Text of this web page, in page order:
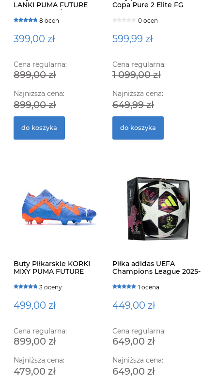
LANKI PUMA FUTURE
ULTIMATE FG/AG 107165 01
8 ocen
399,00 zł
Cena regularna:
899,00 zł
Najniższa cena:
899,00 zł
do koszyka
Copa Pure 2 Elite FG
0 ocen
599,99 zł
Cena regularna:
1 099,00 zł
Najniższa cena:
649,99 zł
do koszyka
Buty Piłkarskie KORKI
MIXY PUMA FUTURE
3 oceny
499,00 zł
Cena regularna:
899,00 zł
Najniższa cena:
479,00 zł
Piłka adidas UEFA
Champions League 2025-
1 ocena
449,00 zł
Cena regularna:
649,00 zł
Najniższa cena:
649,00 zł